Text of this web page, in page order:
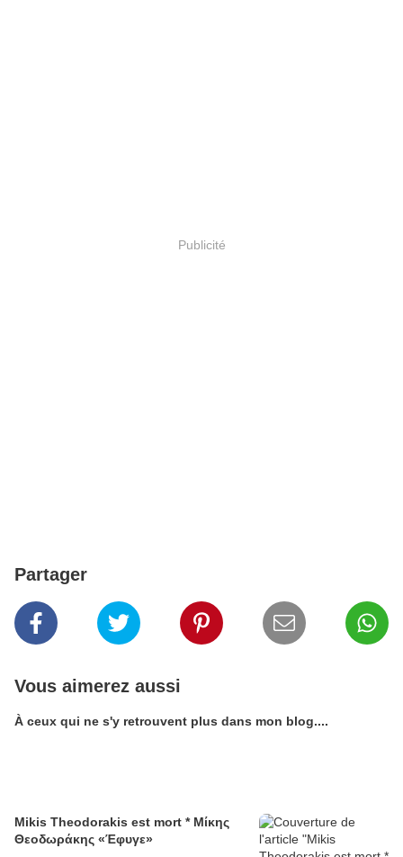
Publicité
Partager
Vous aimerez aussi
À ceux qui ne s'y retrouvent plus dans mon blog....
Mikis Theodorakis est mort * Μίκης
Θεοδωράκης «Έφυγε»